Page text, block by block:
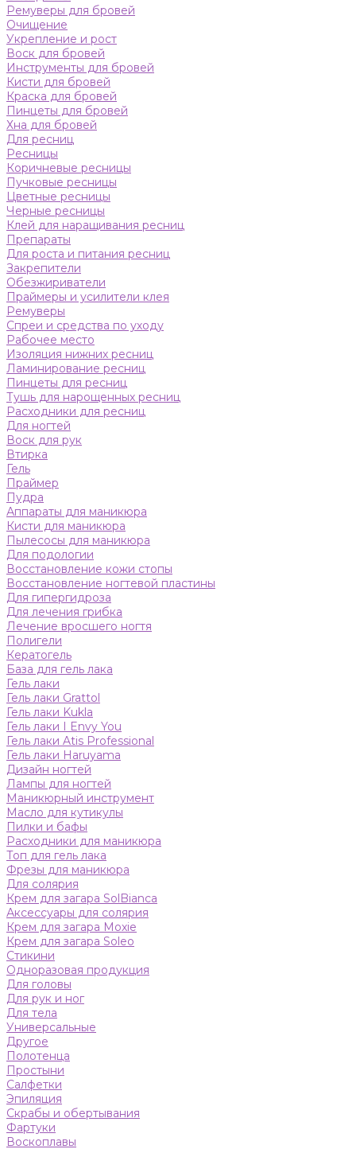
Ремуверы для бровей
Очищение
Укрепление и рост
Воск для бровей
Инструменты для бровей
Кисти для бровей
Краска для бровей
Пинцеты для бровей
Хна для бровей
Для ресниц
Ресницы
Коричневые ресницы
Пучковые ресницы
Цветные ресницы
Черные ресницы
Клей для наращивания ресниц
Препараты
Для роста и питания ресниц
Закрепители
Обезжириватели
Праймеры и усилители клея
Ремуверы
Спреи и средства по уходу
Рабочее место
Изоляция нижних ресниц
Ламинирование ресниц
Пинцеты для ресниц
Тушь для нарощенных ресниц
Расходники для ресниц
Для ногтей
Воск для рук
Втирка
Гель
Праймер
Пудра
Аппараты для маникюра
Кисти для маникюра
Пылесосы для маникюра
Для подологии
Восстановление кожи стопы
Восстановление ногтевой пластины
Для гипергидроза
Для лечения грибка
Лечение вросшего ногтя
Полигели
Кератогель
База для гель лака
Гель лаки
Гель лаки Grattol
Гель лаки Kukla
Гель лаки I Envy You
Гель лаки Atis Professional
Гель лаки Haruyama
Дизайн ногтей
Лампы для ногтей
Маникюрный инструмент
Масло для кутикулы
Пилки и бафы
Расходники для маникюра
Топ для гель лака
Фрезы для маникюра
Для солярия
Крем для загара SolBianca
Аксессуары для солярия
Крем для загара Moxie
Крем для загара Soleo
Стикини
Одноразовая продукция
Для головы
Для рук и ног
Для тела
Универсальные
Другое
Полотенца
Простыни
Салфетки
Эпиляция
Скрабы и обертывания
Фартуки
Воскоплавы